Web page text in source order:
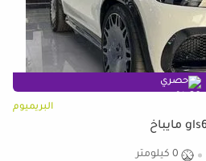
حصري
البريميوم
0 كيلومتر